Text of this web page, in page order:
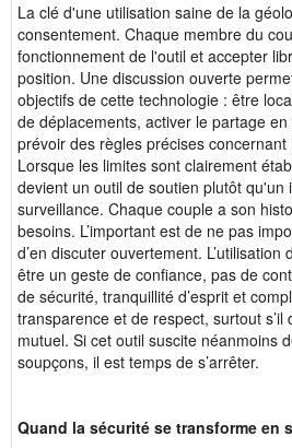
La clé d'une utilisation saine de la
consentement. Chaque membre du
fonctionnement de l'outil et accepter
position. Une discussion ouverte
objectifs de cette technologie : être
de déplacements, activer le partage
prévoir des règles précises
Lorsque les limites sont clairement
devient un outil de soutien plutôt qu'un
surveillance. Chaque couple a son
besoins. L’important est de ne pas
d’en discuter ouvertement.
être un geste de confiance, pas de
de sécurité, tranquillité d’esprit et
transparence et de respect, surtout s’il
mutuel. Si cet outil suscite néanmoins
soupçons, il est temps de s’arrêter.
Quand la sécurité se transforme en